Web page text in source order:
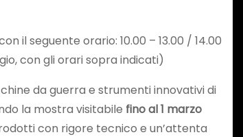
il seguente orario: 10.00 – 13.00 / 14.00
con gli orari sopra indicati)
da guerra e strumenti innovativi di
la mostra visitabile fino al 1 marzo
con rigore tecnico e un’attenta